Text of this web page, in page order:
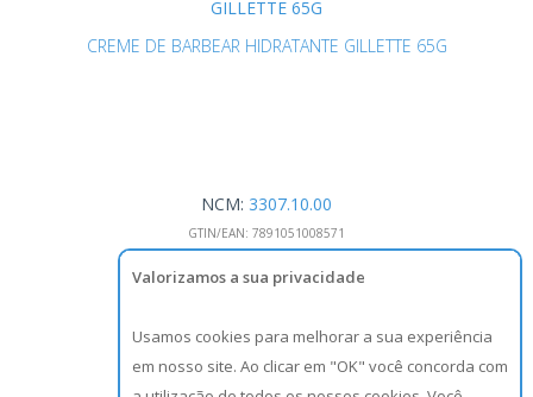
CREME DE BARBEAR HIDRATANTE GILLETTE 65G
NCM: 3307.10.00
GTIN/EAN: 7891051008571
Valorizamos a sua privacidade
Usamos cookies para melhorar a sua experiência
em nosso site. Ao clicar em "OK" você concorda com